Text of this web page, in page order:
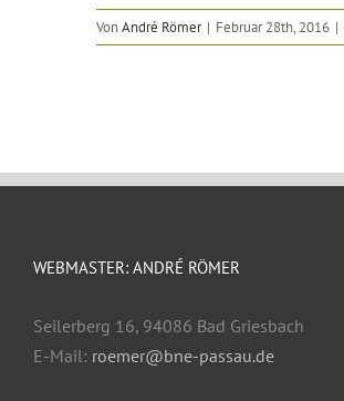
VonAndré Römer | Februar 28th, 2016 |
WEBMASTER: ANDRÉ RÖMER
Seilerberg 16, 94086 Bad Griesbach
E-Mail: roemer@bne-passau.de